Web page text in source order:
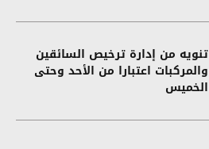
تنويه من إدارة ترخيص السائقين
والمركبات اعتبارا من الأحد وحتى
الخميس